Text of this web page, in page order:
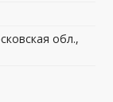
обл.,